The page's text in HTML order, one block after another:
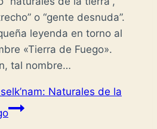
o “gente desnuda”.
leyenda en torno al
«Tierra de Fuego».
tal nombre…
Naturales de la